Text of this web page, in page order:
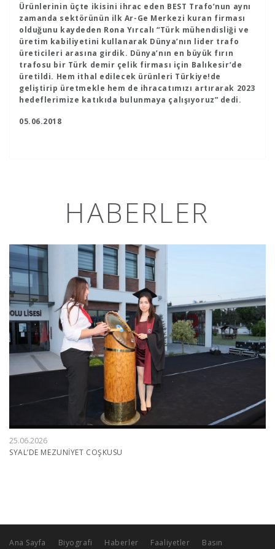
Ürünlerinin üçte ikisini ihrac eden BEST Trafo’nun aynı
zamanda sektörünün ilk Ar-Ge Merkezi kuran firması
olduğunu kaydeden Rona Yırcalı “Türk mühendisliği ve
üretim kabiliyetini kullanarak Dünya’nın lider trafo
üreticileri arasına girdik. Dünya’nın en büyük fırın
trafosu bir Türk demir çelik firması için Balıkesir’de
üretildi. Hem ithal edilecek ürünleri Türkiye!de
geliştirip üretmekle hem de ihracatımızı artırarak 2023
hedeflerimize katıkıda bulunmaya çalışıyoruz” dedi.
05.06.2018
HABERLER
25.06.2026
SYAL’DE MEZUNİYET COŞKUSU
Ana Sayfa Biyografi Haberler Faaliyetler Basın